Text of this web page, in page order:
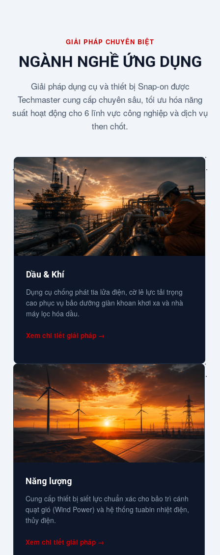
GIẢI PHÁP CHUYÊN BIỆT
NGÀNH NGHỀ ỨNG DỤNG
Giải pháp dụng cụ và thiết bị Snap-on được
Techmaster cung cấp chuyên sâu, tối ưu hóa năng
suất hoạt động cho 6 lĩnh vực công nghiệp và dịch vụ
then chốt.
Dầu & Khí
Dụng cụ chống phát tia lửa điện, cờ lê lực tải trọng
cao phục vụ bảo dưỡng giàn khoan khơi xa và nhà
máy lọc hóa dầu.
Xem chi tiết giải pháp →
Năng lượng
Cung cấp thiết bị siết lực chuẩn xác cho bảo trì cánh
quạt gió (Wind Power) và hệ thống tuabin nhiệt điện,
thủy điện.
Xem chi tiết giải pháp →